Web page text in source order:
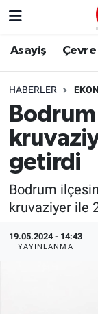
Asayiş Çevre
HABERLER
getirdi
Bodrum
kruvaziyer ile
19.05.2024 - 14:43
YAYINLANMA
Asayiş
Çevre
Eğitim
Ekonomi
Gündem
İstanbul
İstanbul
Süper Lig
Tüm
Son